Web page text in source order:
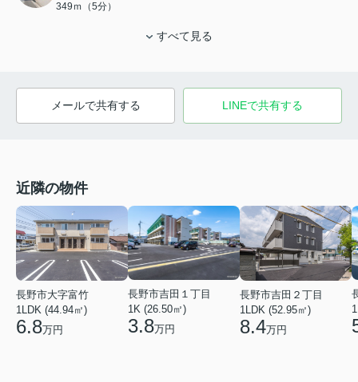
349ｍ（5分）
すべて見る
メールで共有する LINEで共有する
近隣の物件
長野市大字富竹
1LDK (44.94㎡)
6.8万円
長野市吉田１丁目
1K (26.50㎡)
3.8万円
長野市吉田２丁目
1LDK (52.95㎡)
8.4万円